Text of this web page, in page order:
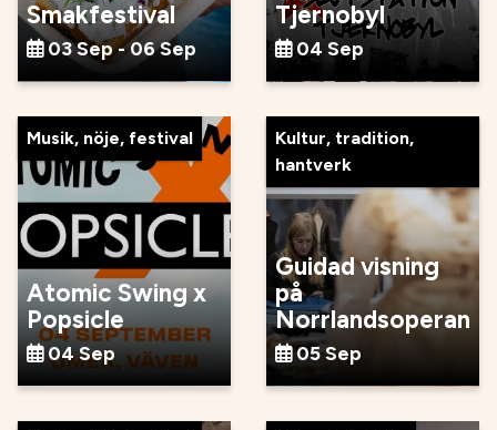
Smakfestival
03 Sep - 06 Sep
Tjernobyl
04 Sep
Musik, nöje, festival
Atomic Swing x
Popsicle
04 Sep
Kultur, tradition,
hantverk
Guidad visning
på
Norrlandsoperan
05 Sep